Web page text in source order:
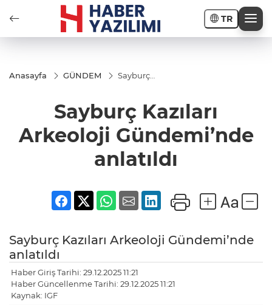
TR
Anasayfa GÜNDEM
Sayburç
Gündemi’nde
anlatıldı
Sayburç Kazıları
Arkeoloji Gündemi’nde
anlatıldı
Sayburç Kazıları Arkeoloji Gündemi’nde
anlatıldı
Haber Giriş Tarihi: 29.12.2025 11:21
Haber Güncellenme Tarihi: 29.12.2025 11:21
Kaynak: IGF